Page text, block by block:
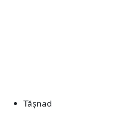
Tășnad